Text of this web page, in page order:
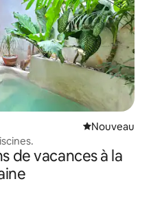
Nouvel
Nouveau
de vacances à la